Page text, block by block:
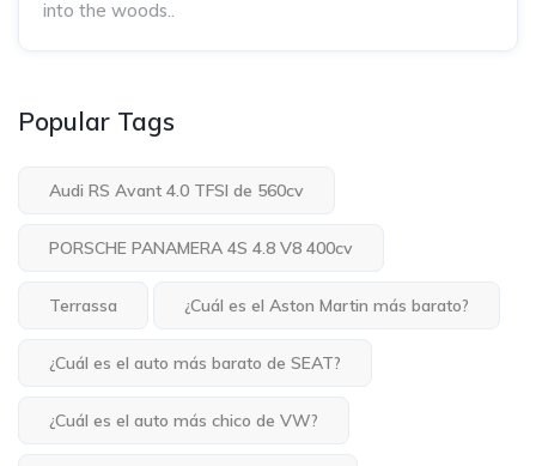
into the woods..
Popular Tags
Audi RS Avant 4.0 TFSI de 560cv
PORSCHE PANAMERA 4S 4.8 V8 400cv
Terrassa ¿Cuál es el Aston Martin más barato?
¿Cuál es el auto más barato de SEAT?
¿Cuál es el auto más chico de VW?